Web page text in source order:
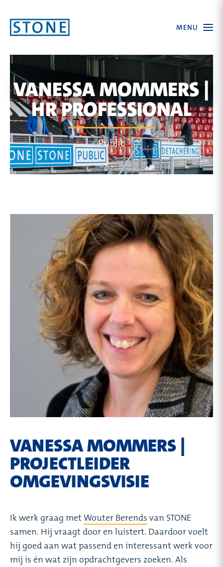
Ga
naar
Open
the
MENU
VANESSA MOMMERS |
HR PROFESSIONAL
Public
VANESSA MOMMERS |
PROJECTLEIDER
OMGEVINGSVISIE
Ik werk graag met Wouter Berends van STONE
samen. Hij vraagt door en luistert. Daardoor voelt
hij goed aan wat passend en interessant werk voor
mij is én wat zijn opdrachtgevers zoeken. Als